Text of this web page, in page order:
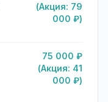
(Акция: 79
000 ₽)
75 000 ₽
(Акция: 41
000 ₽)